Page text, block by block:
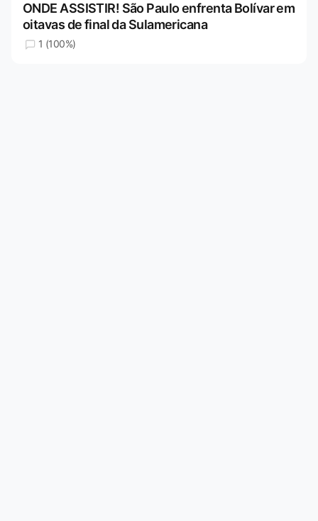
ONDE ASSISTIR! São Paulo enfrenta Bolívar em
oitavas de final da Sulamericana
1 (100%)